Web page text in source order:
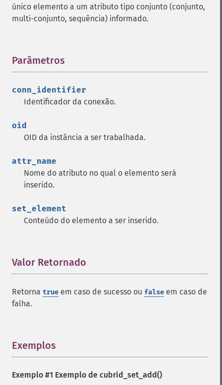
único elemento a um atributo tipo conjunto (conjunto,
multi-conjunto, sequência) informado.
Parâmetros
conn_identifier
Identificador da conexão.
oid
OID da instância a ser trabalhada.
attr_name
Nome do atributo no qual o elemento será
inserido.
set_element
Conteúdo do elemento a ser inserido.
Valor Retornado
Retorna true em caso de sucesso ou false em caso de
falha.
Exemplos
Exemplo #1 Exemplo de cubrid_set_add()